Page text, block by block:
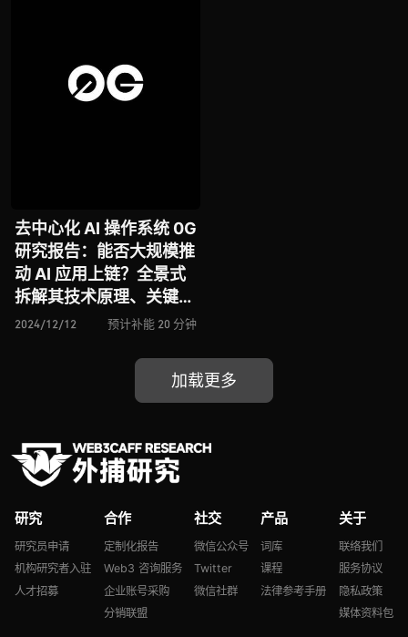
去中心化 AI 操作系统 0G
研究报告：能否大规模推
动 AI 应用上链？全景式
拆解其技术原理、关键组
件、生态现状、利弊风险
2024/12/12 预计补能 20 分钟
加载更多
研究
研究员申请
机构研究者入驻
人才招募
合作
定制化报告
Web3 咨询服务
企业账号采购
分销联盟
社交
微信公众号
Twitter
微信社群
产品
词库
课程
法律参考手册
关于
联络我们
服务协议
隐私政策
媒体资料包